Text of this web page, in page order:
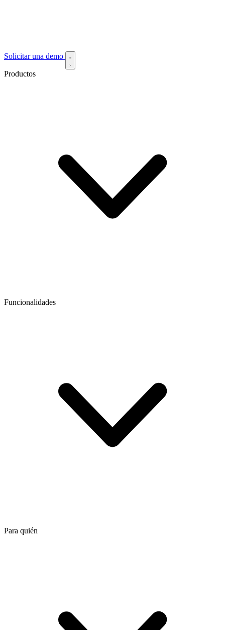
Solicitar una demo
Productos
Funcionalidades
Para quién